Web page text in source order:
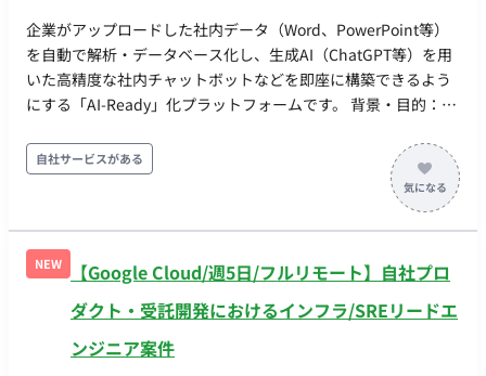
企業がアップロードした社内データ（Word、PowerPoint等）
を自動で解析・データベース化し、生成AI（ChatGPT等）を用
いた高精度な社内チャットボットなどを即座に構築できるよう
にする「AI-Ready」化プラットフォームです。 背景・目的：現
エンタープライズ（大手企業）の顧客より「自社が契約してい
るAzureやAWS環境にシステムを移植して利用したい」という
ニーズが急増しています。 これに応えるため、顧客環境
（AWS/Azure/GCP等）へ迅速かつ確実に展開できる、マルチク
ラウド対応のIaC基盤の確立を目指します。 具体的なタスク：
・現行の全インフラリソースのTerraform化。 ・顧客のAzure・
GCP環境へ一括デプロイできる仕組みの構築。 ・顧客側AWS環
自社サービスがある
NEW
【Google Cloud/週5日/フルリモート】自社プロ
ダクト・受託開発におけるインフラ/SREリードエ
ンジニア案件